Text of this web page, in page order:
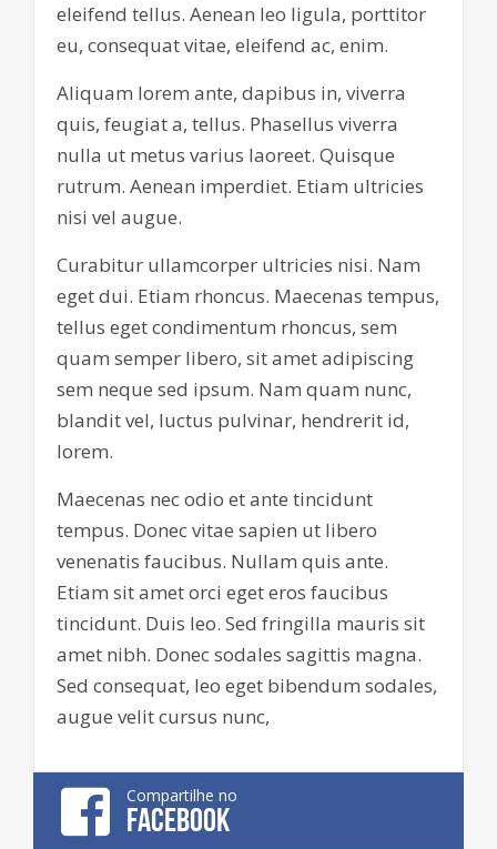
eleifend tellus. Aenean leo ligula, porttitor
eu, consequat vitae, eleifend ac, enim.
Aliquam lorem ante, dapibus in, viverra
quis, feugiat a, tellus. Phasellus viverra
nulla ut metus varius laoreet. Quisque
rutrum. Aenean imperdiet. Etiam ultricies
nisi vel augue.
Curabitur ullamcorper ultricies nisi. Nam
eget dui. Etiam rhoncus. Maecenas tempus,
tellus eget condimentum rhoncus, sem
quam semper libero, sit amet adipiscing
sem neque sed ipsum. Nam quam nunc,
blandit vel, luctus pulvinar, hendrerit id,
lorem.
Maecenas nec odio et ante tincidunt
tempus. Donec vitae sapien ut libero
venenatis faucibus. Nullam quis ante.
Etiam sit amet orci eget eros faucibus
tincidunt. Duis leo. Sed fringilla mauris sit
amet nibh. Donec sodales sagittis magna.
Sed consequat, leo eget bibendum sodales,
augue velit cursus nunc,
Compartilhe no
FACEBOOK